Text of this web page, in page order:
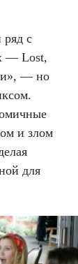
ряд с
— Lost,
— но
и злом
для